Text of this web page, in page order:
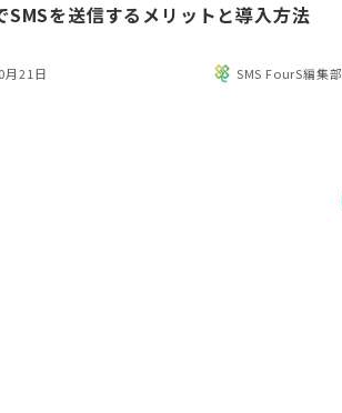
SMSを送信するメリットと導入方法
月21日 SMS FourS編集部